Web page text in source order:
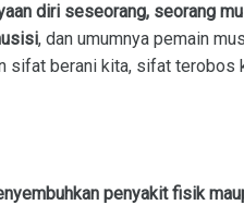
diri seseorang, seorang
, dan umumnya pemain
sifat berani kita, sifat terobos
penyakit fisik